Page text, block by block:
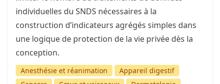
individuelles du SNDS nécessaires à la
construction d’indicateurs agrégés simples dans
une logique de protection de la vie privée dès la
conception.
Anesthésie et réanimation
Appareil digestif